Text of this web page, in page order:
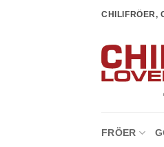
CHILIFRÖER,
FRÖER